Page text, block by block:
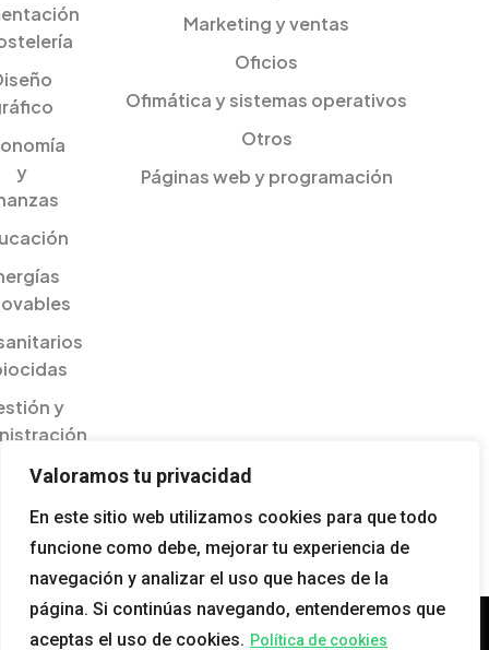
Valoramos tu privacidad
En este sitio web utilizamos cookies para que todo
funcione como debe, mejorar tu experiencia de
navegación y analizar el uso que haces de la
página. Si continúas navegando, entenderemos que
aceptas el uso de cookies. Política de cookies
y
y
Marketing y ventas
Oficios
Ofimática y sistemas operativos
Otros
Páginas web y programación